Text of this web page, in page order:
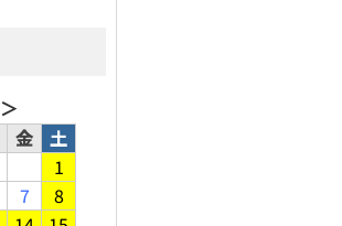
＞
金
土
1
7
8